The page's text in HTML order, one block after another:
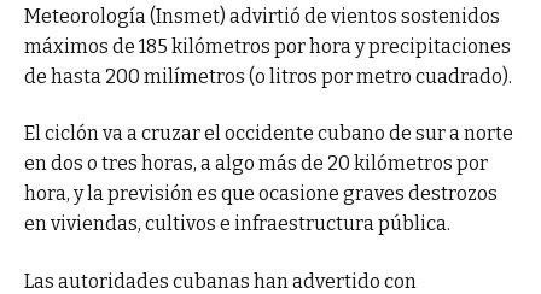
Meteorología (Insmet) advirtió de vientos sostenidos
máximos de 185 kilómetros por hora y precipitaciones
de hasta 200 milímetros (o litros por metro cuadrado).
El ciclón va a cruzar el occidente cubano de sur a norte
en dos o tres horas, a algo más de 20 kilómetros por
hora, y la previsión es que ocasione graves destrozos
en viviendas, cultivos e infraestructura pública.
Las autoridades cubanas han advertido con